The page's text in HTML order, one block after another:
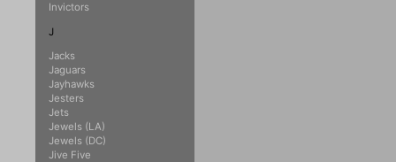
Invictors
J
Jacks
Jaguars
Jayhawks
Jesters
Jets
Jewels (LA)
Jewels (DC)
Jive Five